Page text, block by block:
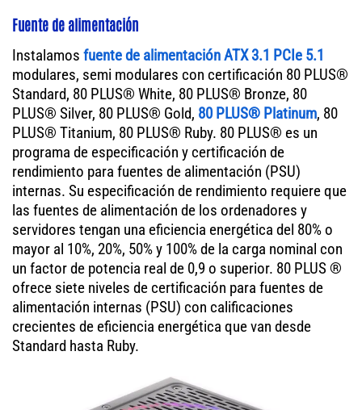
Fuente de alimentación
Instalamos fuente de alimentación ATX 3.1 PCIe 5.1
modulares, semi modulares con certificación 80 PLUS®
Standard, 80 PLUS® White, 80 PLUS® Bronze, 80
PLUS® Silver, 80 PLUS® Gold, 80 PLUS® Platinum, 80
PLUS® Titanium, 80 PLUS® Ruby. 80 PLUS® es un
programa de especificación y certificación de
rendimiento para fuentes de alimentación (PSU)
internas. Su especificación de rendimiento requiere que
las fuentes de alimentación de los ordenadores y
servidores tengan una eficiencia energética del 80% o
mayor al 10%, 20%, 50% y 100% de la carga nominal con
un factor de potencia real de 0,9 o superior. 80 PLUS ®
ofrece siete niveles de certificación para fuentes de
alimentación internas (PSU) con calificaciones
crecientes de eficiencia energética que van desde
Standard hasta Ruby.